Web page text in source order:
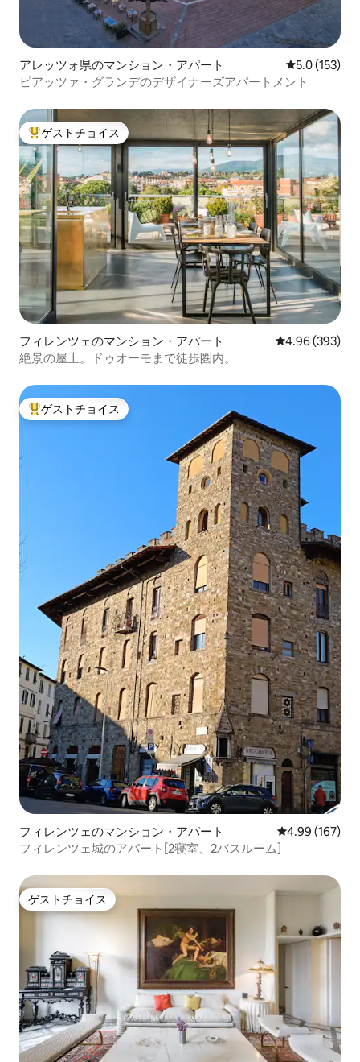
アレッツォ県のマンション・アパート レビュー153
5.0 (153)
ピアッツァ・グランデのデザイナーズアパートメント
大好評のゲストチョイスです。
ゲストチョイス
フィレンツェのマンション・アパート レビュー393
4.96 (393)
絶景の屋上。ドゥオーモまで徒歩圏内。
大好評のゲストチョイスです。
ゲストチョイス
フィレンツェのマンション・アパート レビュー167
4.99 (167)
フィレンツェ城のアパート[2寝室、2バスルーム]
ゲストチョイス
ゲストチョイス